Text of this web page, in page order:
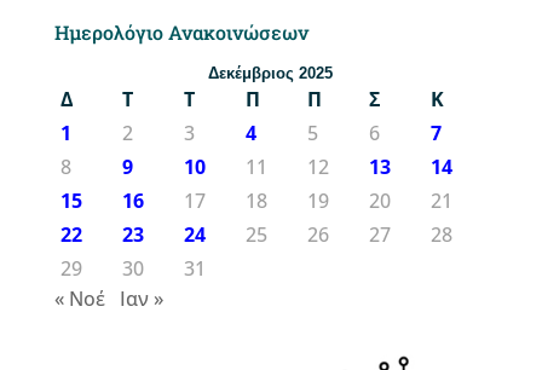
Ημερολόγιο Ανακοινώσεων
Δεκέμβριος 2025
Δ Τ Τ Π Π Σ
Κ
1
2 3 4 5 6
7
8
9 10 11 12 13
14
15
16 17 18 19 20
21
22
23 24 25 26 27
28
29
30
31
« Νοέ
Ιαν »